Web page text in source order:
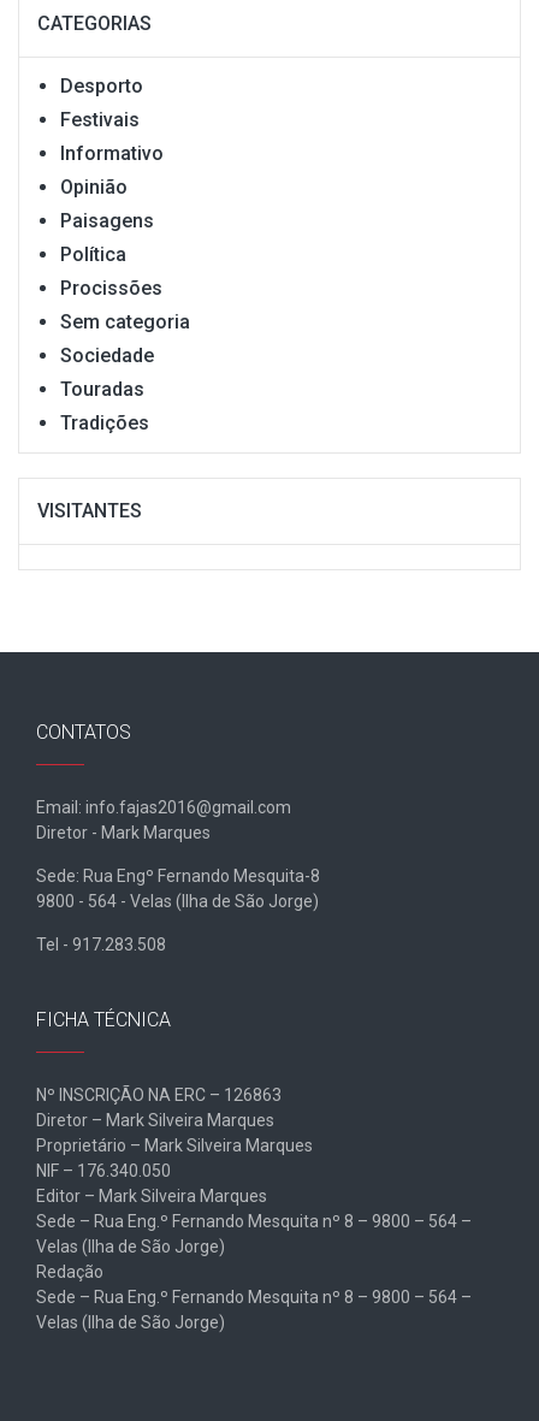
CATEGORIAS
Desporto
Festivais
Informativo
Opinião
Paisagens
Política
Procissões
Sem categoria
Sociedade
Touradas
Tradições
VISITANTES
CONTATOS
Email: info.fajas2016@gmail.com
Diretor - Mark Marques
Sede: Rua Engº Fernando Mesquita-8
9800 - 564 - Velas (Ilha de São Jorge)
Tel - 917.283.508
FICHA TÉCNICA
Nº INSCRIÇÃO NA ERC – 126863
Diretor – Mark Silveira Marques
Proprietário – Mark Silveira Marques
NIF – 176.340.050
Editor – Mark Silveira Marques
Sede – Rua Eng.º Fernando Mesquita nº 8 – 9800 – 564 –
Velas (Ilha de São Jorge)
Redação
Sede – Rua Eng.º Fernando Mesquita nº 8 – 9800 – 564 –
Velas (Ilha de São Jorge)